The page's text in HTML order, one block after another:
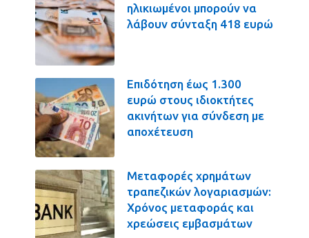
ηλικιωμένοι μπορούν να
λάβουν σύνταξη 418 ευρώ
Επιδότηση έως 1.300
ευρώ στους ιδιοκτήτες
ακινήτων για σύνδεση με
αποχέτευση
Μεταφορές χρημάτων
τραπεζικών λογαριασμών:
Χρόνος μεταφοράς και
χρεώσεις εμβασμάτων